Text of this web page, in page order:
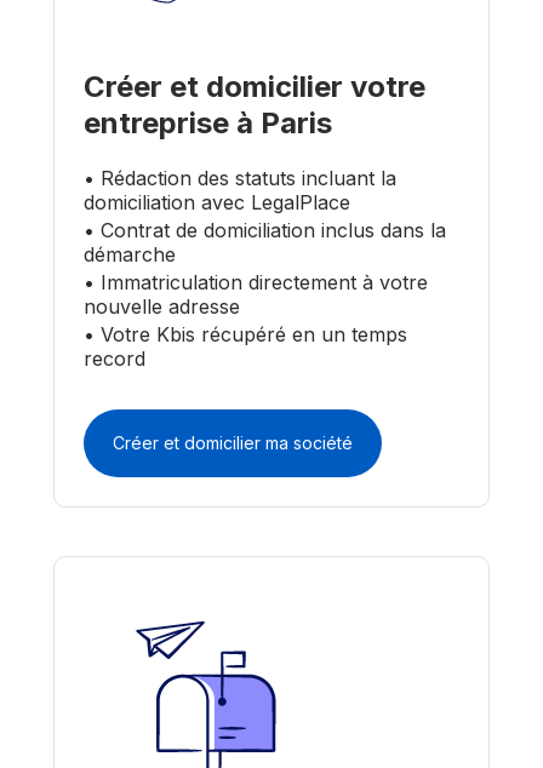
Créer et domicilier votre
entreprise à Paris
• Rédaction des statuts incluant la
domiciliation avec LegalPlace
• Contrat de domiciliation inclus dans la
démarche
• Immatriculation directement à votre
nouvelle adresse
• Votre Kbis récupéré en un temps
record
Créer et domicilier ma société